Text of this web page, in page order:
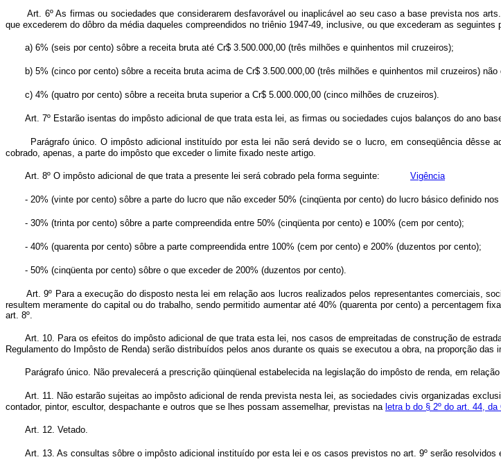
Art. 6º As firmas ou sociedades que considerarem desfavorável ou inaplicável ao seu caso a base prevista nos
que excederem do dôbro da média daqueles compreendidos no triênio 1947-49, inclusive, ou que excederam as
a) 6% (seis por cento) sôbre a receita bruta até Cr$ 3.500.000,00 (três milhões e quinhentos mil cruzeiros);
b) 5% (cinco por cento) sôbre a receita bruta acima de Cr$ 3.500.000,00 (três milhões e quinhentos mil cruzeiros)
c) 4% (quatro por cento) sôbre a receita bruta superior a Cr$ 5.000.000,00 (cinco milhões de cruzeiros).
Art. 7º Estarão isentas do impôsto adicional de que trata esta lei, as firmas ou sociedades cujos balanços do ano
Parágrafo único. O impôsto adicional instituído por esta lei não será devido se o lucro, em conseqüência
cobrado, apenas, a parte do impôsto que exceder o limite fixado neste artigo.
Art. 8º O impôsto adicional de que trata a presente lei será cobrado pela forma seguinte: Vigência
- 20% (vinte por cento) sôbre a parte do lucro que não exceder 50% (cinqüenta por cento) do lucro básico definido nos
- 30% (trinta por cento) sôbre a parte compreendida entre 50% (cinqüenta por cento) e 100% (cem por cento);
- 40% (quarenta por cento) sôbre a parte compreendida entre 100% (cem por cento) e 200% (duzentos por cento);
- 50% (cinqüenta por cento) sôbre o que exceder de 200% (duzentos por cento).
Art. 9º Para a execução do disposto nesta lei em relação aos lucros realizados pelos representantes comerciais,
resultem meramente do capital ou do trabalho, sendo permitido aumentar até 40% (quarenta por cento) a percentagem
art. 8º.
Art. 10. Para os efeitos do impôsto adicional de que trata esta lei, nos casos de empreitadas de construção de
Regulamento do Impôsto de Renda) serão distribuídos pelos anos durante os quais se executou a obra, na proporção
Parágrafo único. Não prevalecerá a prescrição qüinqüenal estabelecida na legislação do impôsto de renda, em
Art. 11. Não estarão sujeitas ao impôsto adicional de renda prevista nesta lei, as sociedades civis organizadas
contador, pintor, escultor, despachante e outros que se lhes possam assemelhar, previstas na letra b do § 2º do art. 44,
Art. 12. Vetado.
Art. 13. As consultas sôbre o impôsto adicional instituído por esta lei e os casos previstos no art. 9º serão